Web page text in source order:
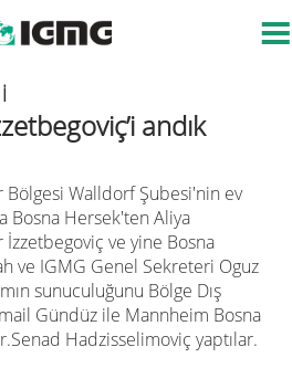
andık
Bölgesi Walldorf Şubesi'nin ev
Bosna Hersek'ten Aliya
ve yine Bosna
ve IGMG Genel Sekreteri Oguz
sunuculuğunu Bölge Dış
Gündüz ile Mannheim Bosna
Hadzisselimoviç yaptılar.